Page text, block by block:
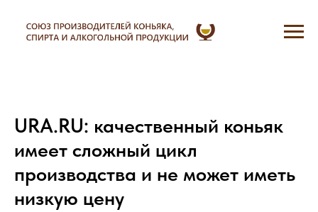
URA.RU: качественный коньяк
имеет сложный цикл
производства и не может иметь
низкую цену